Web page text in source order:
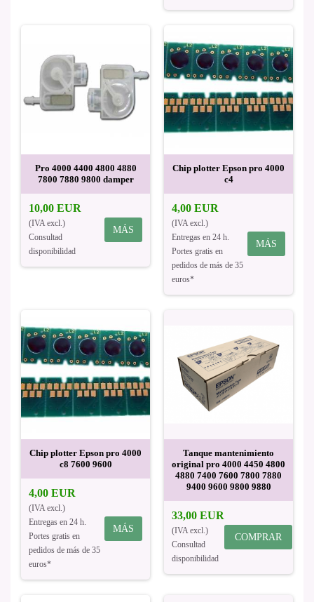
Pro 4000 4400 4800 4880
7800 7880 9800 damper
10,00 EUR
(IVA excl.)
Consultad
disponibilidad
MÁS
Chip plotter Epson pro 4000
c4
4,00 EUR
(IVA excl.)
Entregas en 24 h.
Portes gratis en
pedidos de más de 35
euros*
MÁS
Chip plotter Epson pro 4000
c8 7600 9600
4,00 EUR
(IVA excl.)
Entregas en 24 h.
Portes gratis en
pedidos de más de 35
euros*
MÁS
Tanque mantenimiento
original pro 4000 4450 4800
4880 7400 7600 7800 7880
9400 9600 9800 9880
33,00 EUR
(IVA excl.)
Consultad
disponibilidad
COMPRAR